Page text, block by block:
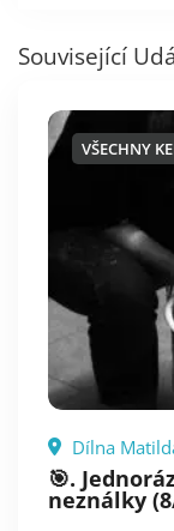
Související
VŠECHNY
Dílna
🎯.
neználky